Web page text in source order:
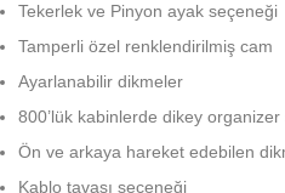
Tekerlek ve Pinyon ayak seçeneği
Tamperli özel renklendirilmiş cam
Ayarlanabilir dikmeler
800’lük kabinlerde dikey organizer
Ön ve arkaya hareket edebilen
Kablo tavası seçeneği